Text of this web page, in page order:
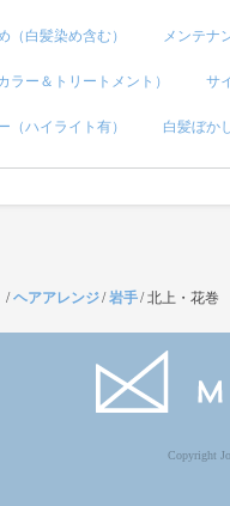
（白髪染め含む） メンテナ
ラー＆トリートメント） サ
（ハイライト有） 白髪ぼか
/ヘアアレンジ/岩手/北上・花巻
Copyright